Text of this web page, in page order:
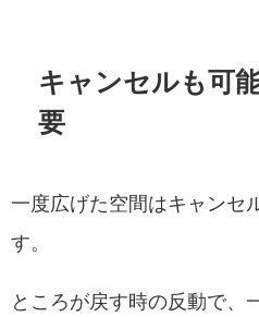
キャンセルも可
要
一度広げた空間はキャンセ
す。
ところが戻す時の反動で、